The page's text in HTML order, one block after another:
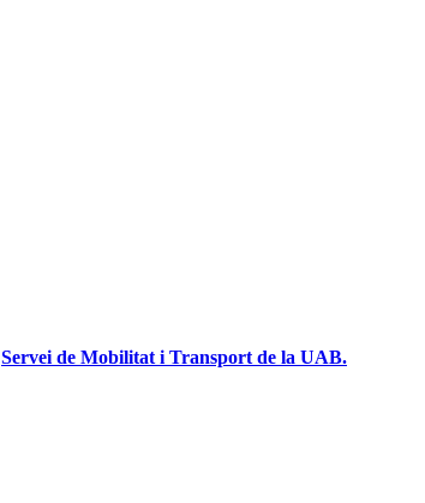
Servei de Mobilitat i Transport de la UAB.